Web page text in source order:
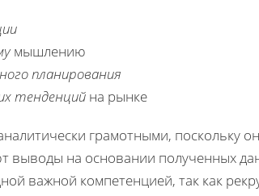
мышлению
планирования
тенденций на рынке
грамотными, поскольку
на основании полученных
важной компетенцией, так как